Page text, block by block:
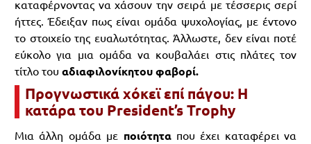
καταφέρνοντας να χάσουν την σειρά με τέσσερις σερί
ήττες. Έδειξαν πως είναι ομάδα ψυχολογίας, με έντονο
το στοιχείο της ευαλωτότητας. Άλλωστε, δεν είναι ποτέ
εύκολο για μια ομάδα να κουβαλάει στις πλάτες τον
τίτλο του αδιαφιλονίκητου φαβορί.
Προγνωστικά χόκεϊ επί πάγου: Η
κατάρα του President’s Trophy
Μια άλλη ομάδα με ποιότητα που έχει καταφέρει να